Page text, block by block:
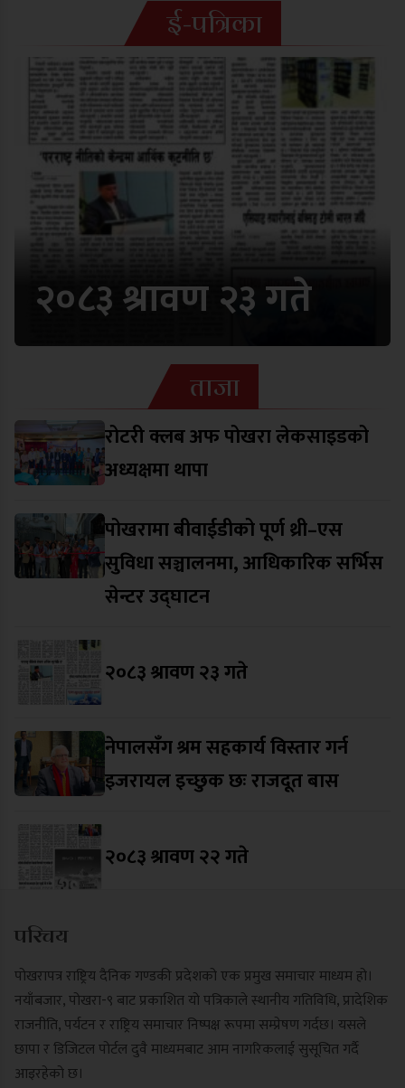
ई-पत्रिका
२०८३ श्रावण २३ गते
ताजा
रोटरी क्लब अफ पोखरा लेकसाइडको
अध्यक्षमा थापा
पोखरामा बीवाईडीको पूर्ण थ्री–एस
सुविधा सञ्चालनमा, आधिकारिक सर्भिस
सेन्टर उद्घाटन
२०८३ श्रावण २३ गते
नेपालसँग श्रम सहकार्य विस्तार गर्न
इजरायल इच्छुक छः राजदूत बास
२०८३ श्रावण २२ गते
परिचय
पोखरापत्र राष्ट्रिय दैनिक गण्डकी प्रदेशको एक प्रमुख समाचार माध्यम हो।
नयाँबजार, पोखरा-९ बाट प्रकाशित यो पत्रिकाले स्थानीय गतिविधि, प्रादेशिक
राजनीति, पर्यटन र राष्ट्रिय समाचार निष्पक्ष रूपमा सम्प्रेषण गर्दछ। यसले
छापा र डिजिटल पोर्टल दुवै माध्यमबाट आम नागरिकलाई सुसूचित गर्दै
आइरहेको छ।